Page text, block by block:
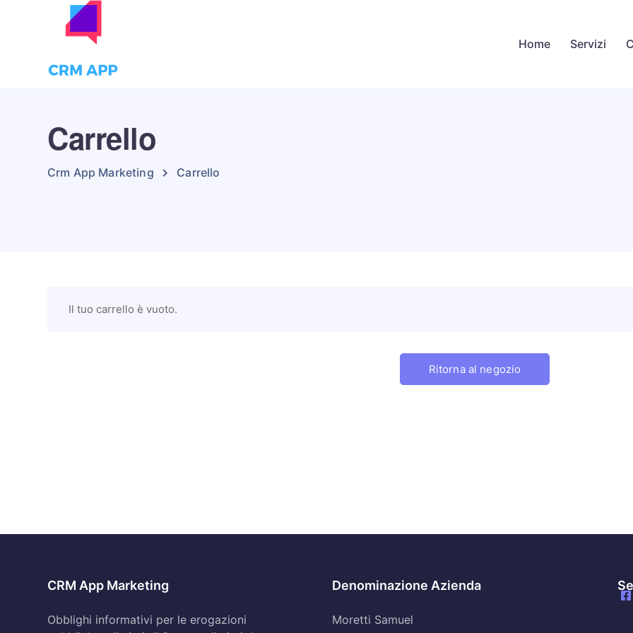
Home Servizi
Carrello
Crm App Marketing Carrello
Il tuo carrello è vuoto.
Ritorna al negozio
CRM App Marketing
Obblighi informativi per le erogazioni
Denominazione Azienda
Moretti Samuel